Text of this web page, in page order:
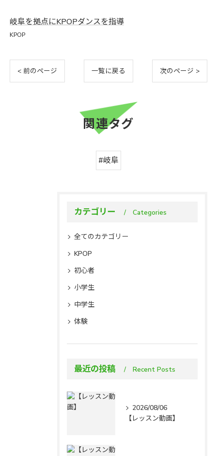
岐阜を拠点にKPOPダンスを指導
KPOP
< 前のページ 一覧に戻る 次のページ >
関連タグ
#岐阜
カテゴリー Categories
全てのカテゴリー
KPOP
初心者
小学生
中学生
体験
最近の投稿 Recent Posts
2026/08/06
【レッスン動画】